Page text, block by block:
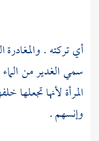
أي تركته . والمغادرة
سمي الغدير من
المرأة لأنها
وإنسهم .